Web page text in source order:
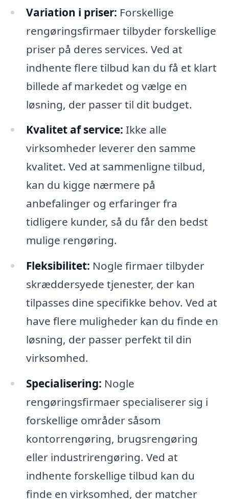
Variation i priser: Forskellige
rengøringsfirmaer tilbyder forskellige
priser på deres services. Ved at
indhente flere tilbud kan du få et klart
billede af markedet og vælge en
løsning, der passer til dit budget.
Kvalitet af service: Ikke alle
virksomheder leverer den samme
kvalitet. Ved at sammenligne tilbud,
kan du kigge nærmere på
anbefalinger og erfaringer fra
tidligere kunder, så du får den bedst
mulige rengøring.
Fleksibilitet: Nogle firmaer tilbyder
skræddersyede tjenester, der kan
tilpasses dine specifikke behov. Ved at
have flere muligheder kan du finde en
løsning, der passer perfekt til din
virksomhed.
Specialisering: Nogle
rengøringsfirmaer specialiserer sig i
forskellige områder såsom
kontorrengøring, brugsrengøring
eller industrirengøring. Ved at
indhente forskellige tilbud kan du
finde en virksomhed, der matcher